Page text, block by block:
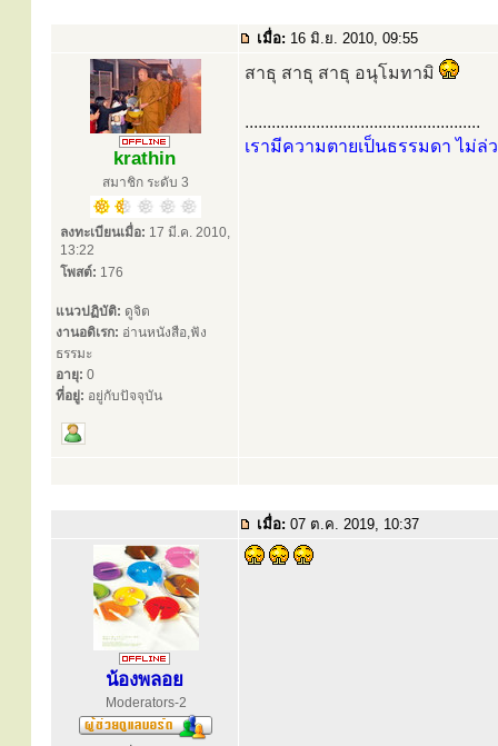
เมื่อ: 16 มิ.ย. 2010, 09:55
krathin
สมาชิก ระดับ 3
ลงทะเบียนเมื่อ: 17 มี.ค. 2010,
13:22
โพสต์: 176
แนวปฏิบัติ: ดูจิต
งานอดิเรก: อ่านหนังสือ,ฟัง
ธรรมะ
อายุ: 0
ที่อยู่: อยู่กับปัจจุบัน
สาธุ สาธุ สาธุ อนุโมทามิ
.....................................................
เรามีความตายเป็นธรรมดา ไม่ล่
เมื่อ: 07 ต.ค. 2019, 10:37
น้องพลอย
Moderators-2